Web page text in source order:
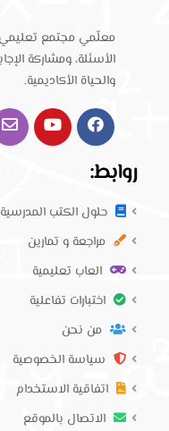
معلّمي مجتمع
الأسئلة، ومشاركة
والحياة الأكاديمية.
روابط:
حلول الكتب المدرسية
مراجعة و تمارين
العاب تعليمية
اختبارات تفاعلية
من نحن
سياسة الخصوصية
اتفاقية الاستخدام
الاتصال بالموقع